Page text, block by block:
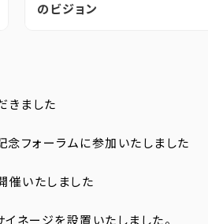
のビジョン
きました
フォーラムに参加いたしました
催いたしました
ネージを設置いたしました。